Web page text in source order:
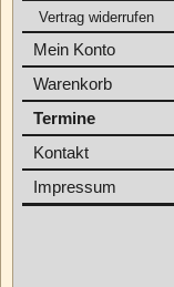
Vertrag widerrufen
Mein Konto
Warenkorb
Termine
Kontakt
Impressum